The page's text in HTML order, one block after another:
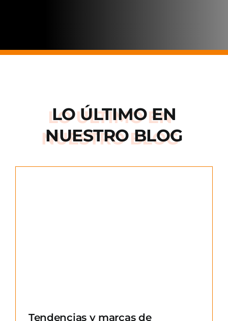
LO ÚLTIMO EN
NUESTRO BLOG
Tendencias y marcas de